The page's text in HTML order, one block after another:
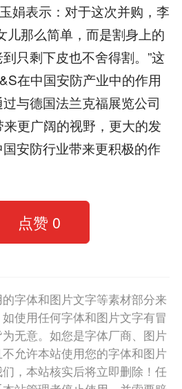
表示：对于这次并购，李
儿那么简单，而是割身上的
只剩下皮也不舍得割。”这
在中国安防产业中的作用
与德国法兰克福展览公司
更广阔的视野，更大的发
安防行业带来更积极的作
点赞 0
字体和图片文字等素材部分来
使用任何字体和图片文字有冒
无意。如您是字体厂商、图片
允许本站使用您的字体和图片
，本站核实后将立即删除！任